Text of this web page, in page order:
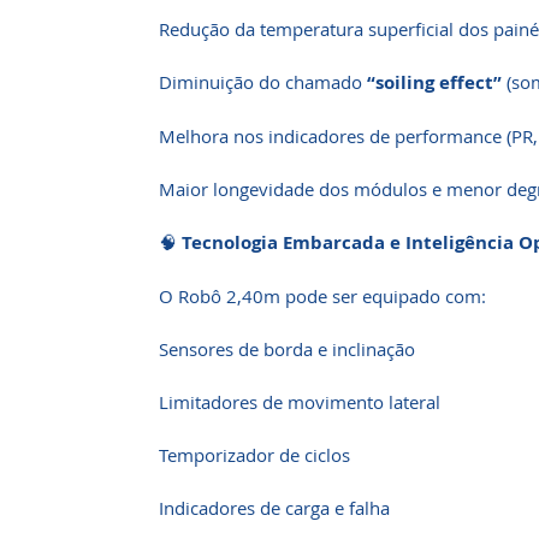
Redução da temperatura superficial dos
Diminuição do chamado “soiling effect”
Melhora nos indicadores de performance (PR,
Maior longevidade dos módulos e menor
🧠 Tecnologia Embarcada e Inteligência
O Robô 2,40m pode ser equipado com:
Sensores de borda e inclinação
Limitadores de movimento lateral
Temporizador de ciclos
Indicadores de carga e falha